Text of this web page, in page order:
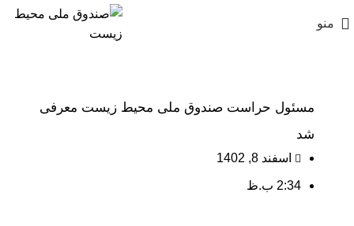
منو
مسئول حراست صندوق ملی محیط زیست معرفی
شد
اسفند 8, 1402
2:34 ب.ظ